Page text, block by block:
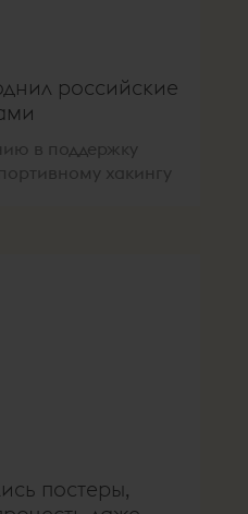
российские
в поддержку
хакингу
постеры,